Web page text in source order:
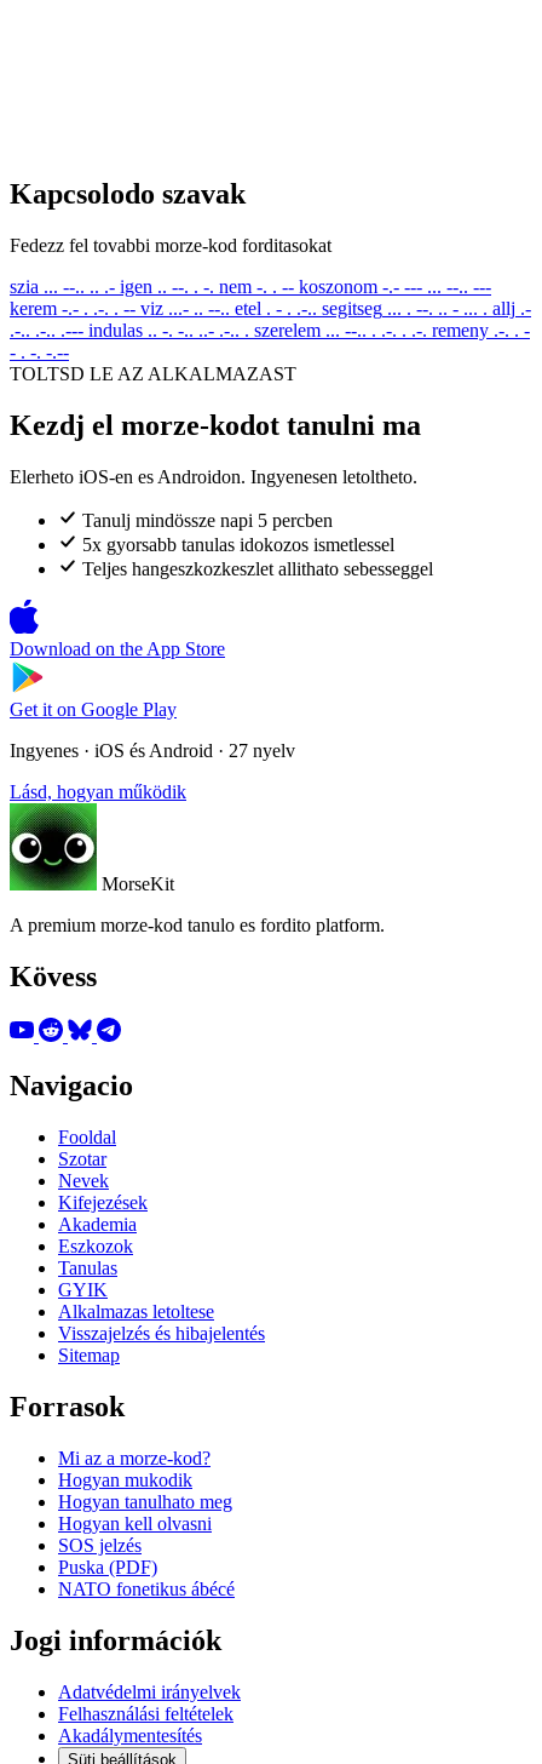
Kapcsolodo szavak
Fedezz fel tovabbi morze-kod forditasokat
szia ... --.. .. .- igen .. --. . -. nem -. . -- koszonom -.- --- ... --.. ---
kerem -.- . .-. . -- viz ...- .. --.. etel . - . .-.. segitseg ... . --. .. - ... . allj .-
.-.. .-.. .--- indulas .. -. -.. ..- .-.. . szerelem ... --.. . .-. . .-. remeny .-. . -
- . -. -.--
TOLTSD LE AZ ALKALMAZAST
Kezdj el morze-kodot tanulni ma
Elerheto iOS-en es Androidon. Ingyenesen letoltheto.
Tanulj mindössze napi 5 percben
5x gyorsabb tanulas idokozos ismetlessel
Teljes hangeszkozkeszlet allithato sebesseggel
Download on the App Store
Get it on Google Play
Ingyenes · iOS és Android · 27 nyelv
Lásd, hogyan működik
MorseKit
A premium morze-kod tanulo es fordito platform.
Kövess
Navigacio
Fooldal
Szotar
Nevek
Kifejezések
Akademia
Eszkozok
Tanulas
GYIK
Alkalmazas letoltese
Visszajelzés és hibajelentés
Sitemap
Forrasok
Mi az a morze-kod?
Hogyan mukodik
Hogyan tanulhato meg
Hogyan kell olvasni
SOS jelzés
Puska (PDF)
NATO fonetikus ábécé
Jogi információk
Adatvédelmi irányelvek
Felhasználási feltételek
Akadálymentesítés
Süti beállítások